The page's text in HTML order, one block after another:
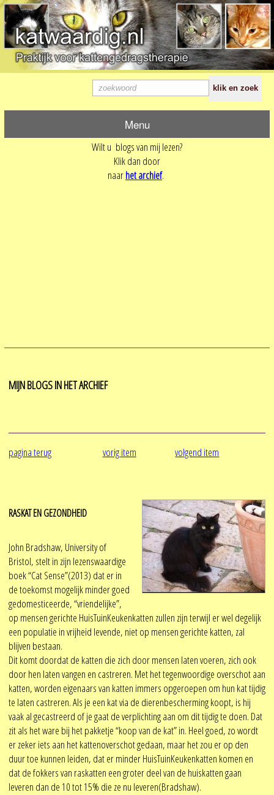
Menu
Wilt u blogs van mij lezen?
Klik dan door
naarhet archief.
MIJN BLOGS IN HET ARCHIEF
pagina terug vorig item volgend item
RASKAT EN GEZONDHEID
John Bradshaw, University of
Bristol, stelt in zijn lezenswaardige
boek “Cat Sense”(2013) dat er in
de toekomst mogelijk minder goed
gedomesticeerde, “vriendelijke”,
op mensen gerichte HuisTuinKeukenkatten zullen zijn terwijl er wel degelijk
een populatie in vrijheid levende, niet op mensen gerichte katten, zal
blijven bestaan.
Dit komt doordat de katten die zich door mensen laten voeren, zich ook
door hen laten vangen en castreren. Met het tegenwoordige overschot aan
katten, worden eigenaars van katten immers opgeroepen om hun kat tijdig
te laten castreren. Als je een kat via de dierenbescherming koopt, is hij
vaak al gecastreerd of je gaat de verplichting aan om dit tijdig te doen. Dat
zit als het ware bij het pakketje “koop van de kat” in. Heel goed, zo wordt
er zeker iets aan het kattenoverschot gedaan, maar het zou er op den
duur toe kunnen leiden, dat er minder HuisTuinKeukenkatten komen en
dat de fokkers van raskatten een groter deel van de huiskatten gaan
leveren dan de 10 tot 15% die ze nu leveren(Bradshaw).